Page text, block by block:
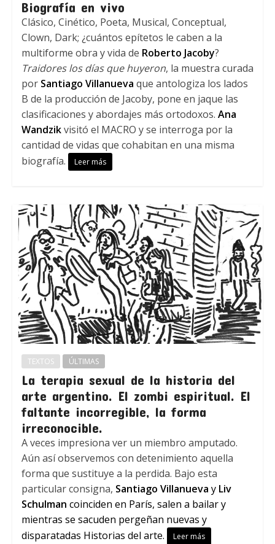
Biografía en vivo
Clásico, Cinético, Poeta, Musical, Conceptual,
Clown, Dark; ¿cuántos epítetos le caben a la
multiforme obra y vida de Roberto Jacoby?
Traidores los días que huyeron, la muestra curada
por Santiago Villanueva que antologiza los lados
B de la producción de Jacoby, pone en jaque las
clasificaciones y abordajes más ortodoxos. Ana
Wandzikvisitó el MACRO y se interroga por la
cantidad de vidas que cohabitan en una misma
biografía.
Leer más
TEXTOS ÚLTIMAS
La terapia sexual de la historia del
arte argentino. El zombi espiritual. El
faltante incorregible, la forma
irreconocible.
A veces impresiona ver un miembro amputado.
Aún así observemos con detenimiento aquella
forma que sustituye a la perdida. Bajo esta
particular consigna, Santiago Villanueva y Liv
Schulman coinciden en París, salen a bailar y
mientras se sacuden pergeñan nuevas y
disparatadas Historias del arte.
Leer más